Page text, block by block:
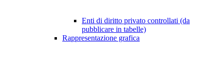
Enti di diritto privato controllati (da
pubblicare in tabelle)
Rappresentazione grafica